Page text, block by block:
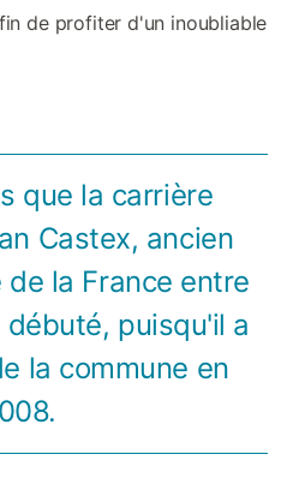
de profiter d'un inoubliable
que la carrière
Castex, ancien
la France entre
puisqu'il a
la commune en